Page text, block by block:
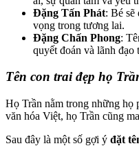
Đặng Tấn Phát: Bé sẽ
vọng trong tương lai.
Đặng Chấn Phong:
quyết đoán và lãnh đạo
Tên con trai đẹp họ
Họ Trần nằm trong những họ
văn hóa Việt, họ Trần cũng
Sau đây là một số gợi ý đặt